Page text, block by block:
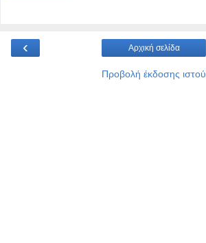
‹ Αρχική σελίδα
Προβολή έκδοσης ιστού